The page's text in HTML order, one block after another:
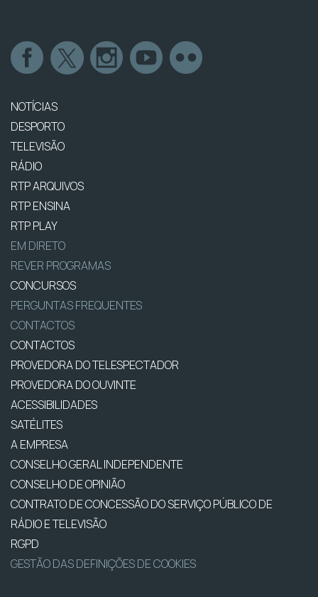
NOTÍCIAS
DESPORTO
TELEVISÃO
RÁDIO
RTP ARQUIVOS
RTP ENSINA
RTP PLAY
EM DIRETO
REVER PROGRAMAS
CONCURSOS
PERGUNTAS FREQUENTES
CONTACTOS
CONTACTOS
PROVEDORA DO TELESPECTADOR
PROVEDORA DO OUVINTE
ACESSIBILIDADES
SATÉLITES
A EMPRESA
CONSELHO GERAL INDEPENDENTE
CONSELHO DE OPINIÃO
CONTRATO DE CONCESSÃO DO SERVIÇO PÚBLICO DE
RÁDIO E TELEVISÃO
RGPD
GESTÃO DAS DEFINIÇÕES DE COOKIES